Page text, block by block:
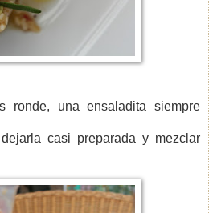
ronde, una ensaladita siempre
casi preparada y mezclar